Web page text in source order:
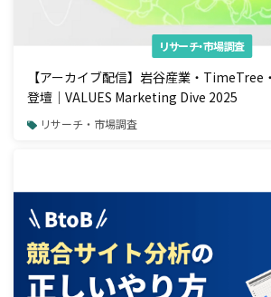
リサーチ・市場調査
【アーカイブ配信】岩谷産業・TimeTree
登壇｜VALUES Marketing Dive 2025
リサーチ・市場調査